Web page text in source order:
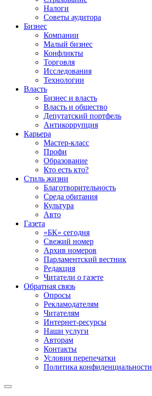
Налоги
Советы аудитора
Бизнес
Компании
Малый бизнес
Конфликты
Торговля
Исследования
Технологии
Власть
Бизнес и власть
Власть и общество
Депутатский портфель
Антикоррупция
Карьера
Мастер-класс
Профи
Образование
Кто есть кто?
Стиль жизни
Благотворительность
Среда обитания
Культура
Авто
Газета
«БК» сегодня
Свежий номер
Архив номеров
Парламентский вестник
Редакция
Читатели о газете
Обратная связь
Опросы
Рекламодателям
Читателям
Интернет-ресурсы
Наши услуги
Авторам
Контакты
Условия перепечатки
Политика конфиденциальности